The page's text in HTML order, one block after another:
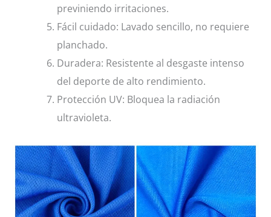
previniendo irritaciones.
Fácil cuidado: Lavado sencillo, no requiere
planchado.
Duradera: Resistente al desgaste intenso
del deporte de alto rendimiento.
Protección UV: Bloquea la radiación
ultravioleta.